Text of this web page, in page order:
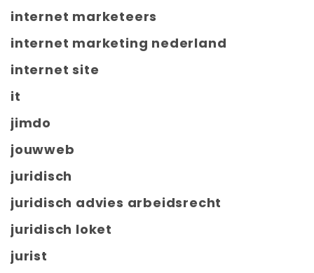
internet marketeers
internet marketing nederland
internet site
it
jimdo
jouwweb
juridisch
juridisch advies arbeidsrecht
juridisch loket
jurist